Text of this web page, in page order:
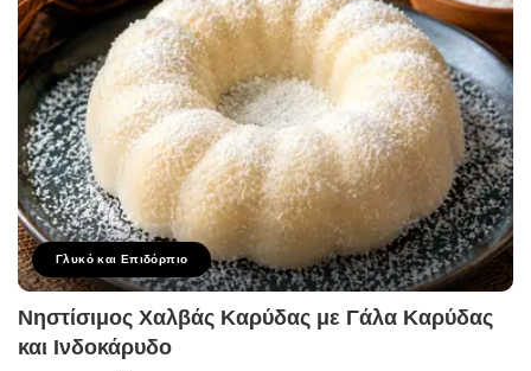
Γλυκό και Επιδόρπιο
Νηστίσιμος Χαλβάς Καρύδας με Γάλα Καρύδας
και Ινδοκάρυδο